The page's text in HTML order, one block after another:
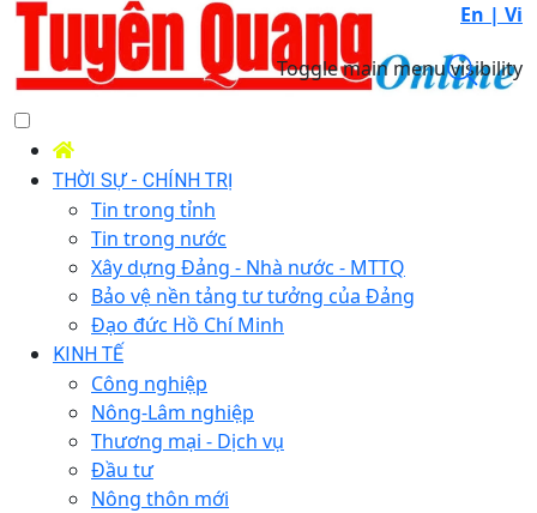
En | Vi
Toggle main menu visibility
THỜI SỰ - CHÍNH TRỊ
Tin trong tỉnh
Tin trong nước
Xây dựng Đảng - Nhà nước - MTTQ
Bảo vệ nền tảng tư tưởng của Đảng
Đạo đức Hồ Chí Minh
KINH TẾ
Công nghiệp
Nông-Lâm nghiệp
Thương mại - Dịch vụ
Đầu tư
Nông thôn mới